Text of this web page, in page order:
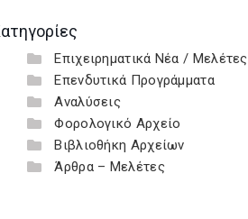
Επιχειρηματικά Νέα / Μελέτες
Επενδυτικά Προγράμματα
Αναλύσεις
Φορολογικό Αρχείο
Βιβλιοθήκη Αρχείων
Άρθρα – Μελέτες